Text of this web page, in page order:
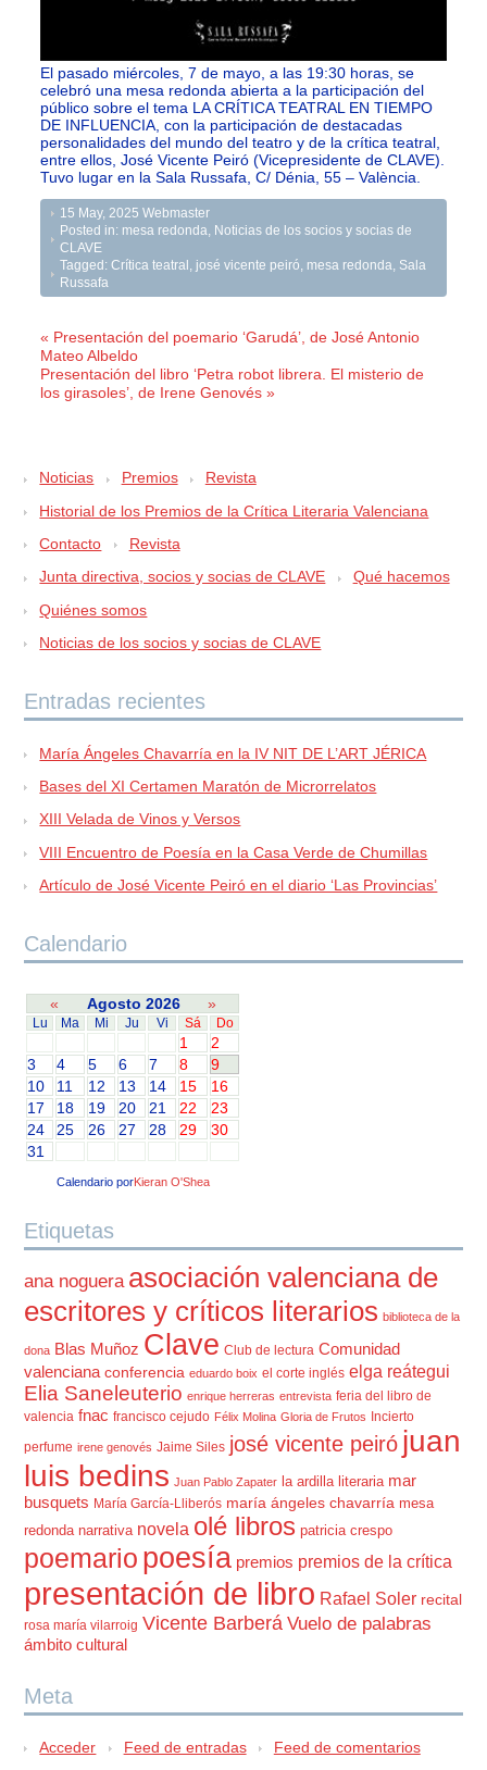
El pasado miércoles, 7 de mayo, a las 19:30 horas, se
celebró una mesa redonda abierta a la participación del
público sobre el tema LA CRÍTICA TEATRAL EN TIEMPO
DE INFLUENCIA, con la participación de destacadas
personalidades del mundo del teatro y de la crítica teatral,
entre ellos, José Vicente Peiró (Vicepresidente de CLAVE).
Tuvo lugar en la Sala Russafa, C/ Dénia, 55 – València.
15 May, 2025 Webmaster
Posted in: mesa redonda
Noticias de los socios y socias de
CLAVE
Tagged:Crítica teatral josé vicente peiró mesa redonda
Sala
Russafa
« Presentación del poemario ‘Garudá’, de José Antonio
Mateo Albeldo
Presentación del libro ‘Petra robot librera. El misterio de
los girasoles’, de Irene Genovés »
Noticias Premios
Revista
Historial de los Premios de la Crítica Literaria Valenciana
Contacto
Revista
Junta directiva, socios y socias de CLAVE
Qué hacemos
Quiénes somos
Noticias de los socios y socias de CLAVE
Entradas recientes
María Ángeles Chavarría en la IV NIT DE L’ART JÉRICA
Bases del XI Certamen Maratón de Microrrelatos
XIII Velada de Vinos y Versos
VIII Encuentro de Poesía en la Casa Verde de Chumillas
Artículo de José Vicente Peiró en el diario ‘Las Provincias’
Calendario
« Agosto 2026 »
Lu Ma Mi Ju Vi Sá Do
1
2
3
4 5 6 7 8
9
10
11 12 13 14 15
16
17
18 19 20 21 22
23
24
25 26 27 28 29
30
31
Calendario porKieran O'Shea
Etiquetas
ana noguera asociación valenciana de
escritores y críticos literarios biblioteca de la
dona Blas Muñoz Clave Club de lectura Comunidad
valenciana conferencia eduardo boix el corte inglés elga reátegui
Elia Saneleuterio enrique herreras entrevista feria del libro de
valencia fnac francisco cejudo Félix Molina Gloria de Frutos Incierto
perfume irene genovés Jaime Siles josé vicente peiró juan
luis bedins Juan Pablo Zapater la ardilla literaria mar
busquets María García-Lliberós maría ángeles chavarría mesa
redonda narrativa novela olé libros patricia crespo
poemario poesía premios premios de la crítica
presentación de libro Rafael Soler recital
rosa maría vilarroig Vicente Barberá Vuelo de palabras
ámbito cultural
Meta
Acceder Feed de entradas
Feed de comentarios